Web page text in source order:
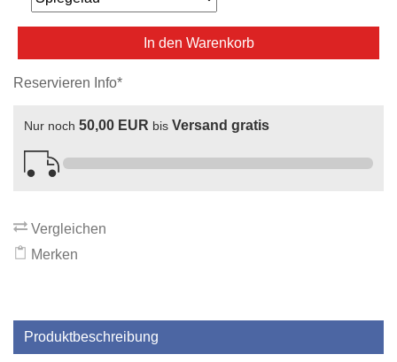
In den Warenkorb
Reservieren Info*
Nur noch 50,00 EUR bis Versand gratis
Vergleichen
Merken
Produktbeschreibung